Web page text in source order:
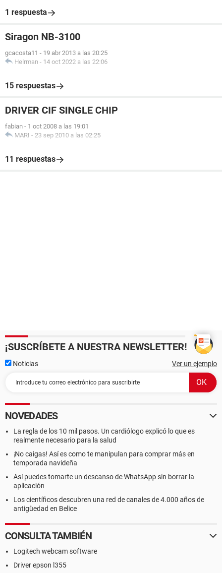
1 respuesta
Siragon NB-3100
gcacosta11 - 19 abr 2013 a las 20:25
Helrman - 14 oct 2022 a las 22:06
15 respuestas
DRIVER CIF SINGLE CHIP
fabian - 1 oct 2008 a las 19:01
MARI - 23 sep 2010 a las 02:25
11 respuestas
¡SUSCRÍBETE A NUESTRA NEWSLETTER!
Noticias Ver un ejemplo
NOVEDADES
La regla de los 10 mil pasos. Un cardiólogo explicó lo que es
realmente necesario para la salud
¡No caigas! Así es como te manipulan para comprar más en
temporada navideña
Así puedes tomarte un descanso de WhatsApp sin borrar la
aplicación
Los científicos descubren una red de canales de 4.000 años de
antigüedad en Belice
CONSULTA TAMBIÉN
Logitech webcam software
Driver epson l355